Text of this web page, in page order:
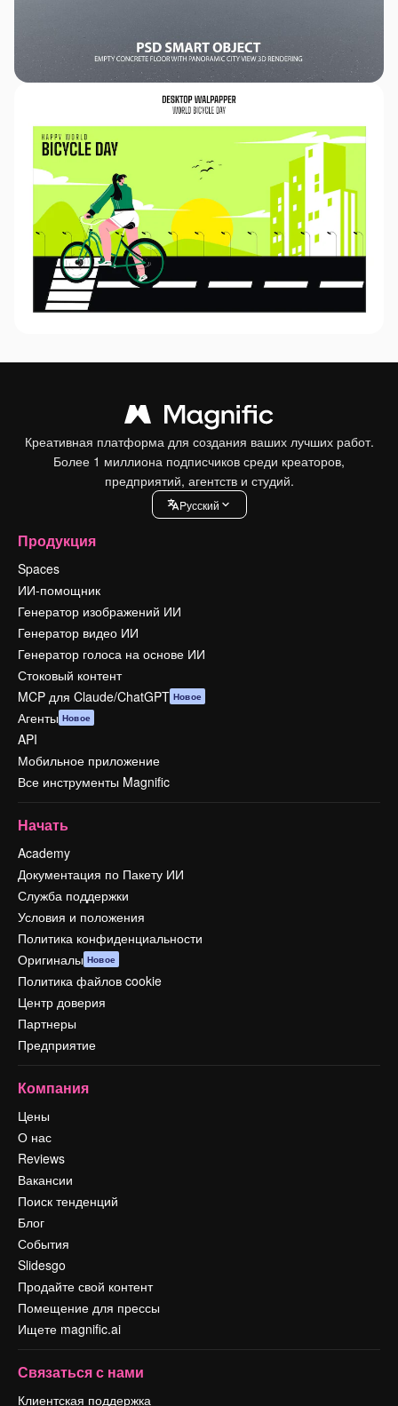
Креативная платформа для создания ваших лучших работ.
Более 1 миллиона подписчиков среди креаторов,
предприятий, агентств и студий.
Pусский
Продукция
Spaces
ИИ-помощник
Генератор изображений ИИ
Генератор видео ИИ
Генератор голоса на основе ИИ
Стоковый контент
MCP для Claude/ChatGPT Новое
Агенты Новое
API
Мобильное приложение
Все инструменты Magnific
Начать
Academy
Документация по Пакету ИИ
Служба поддержки
Условия и положения
Политика конфиденциальности
Оригиналы Новое
Политика файлов cookie
Центр доверия
Партнеры
Предприятие
Компания
Цены
О нас
Reviews
Вакансии
Поиск тенденций
Блог
События
Slidesgo
Продайте свой контент
Помещение для прессы
Ищете magnific.ai
Связаться с нами
Клиентская поддержка